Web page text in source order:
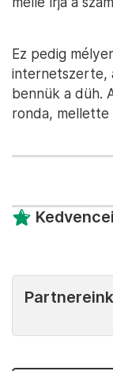
Ez pedig
internetszerte,
bennük a düh.
ronda, mellette